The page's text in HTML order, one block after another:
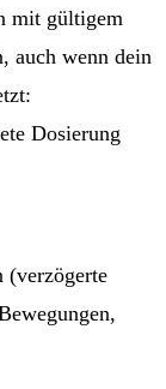
mit gültigem
auch wenn dein
Dosierung
(verzögerte